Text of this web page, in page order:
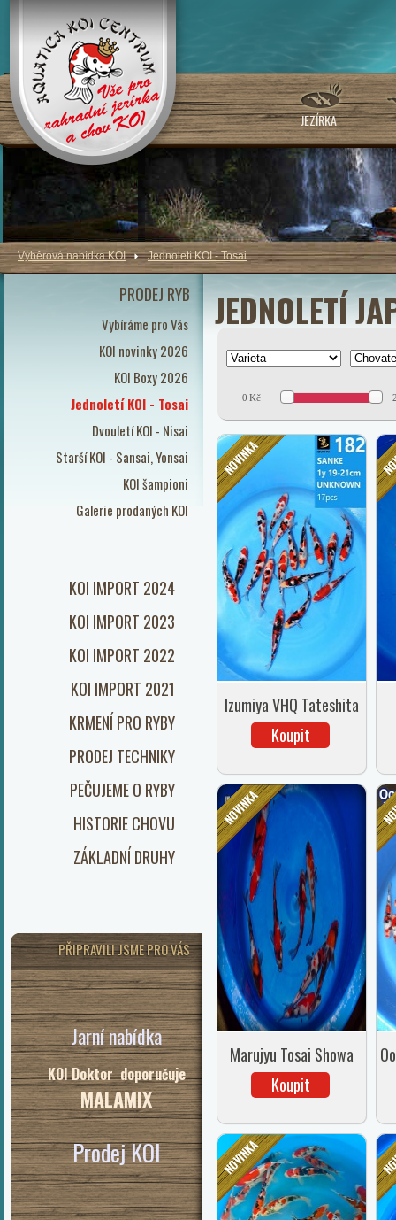
JEZÍRKA
PRODEJ RYB
Vybíráme pro Vás
KOI novinky 2026
KOI Boxy 2026
Jednoletí KOI - Tosai
Dvouletí KOI - Nisai
Starší KOI - Sansai, Yonsai
KOI šampioni
Galerie prodaných KOI
KOI IMPORT 2024
KOI IMPORT 2023
KOI IMPORT 2022
KOI IMPORT 2021
KRMENÍ PRO RYBY
PRODEJ TECHNIKY
PEČUJEME O RYBY
HISTORIE CHOVU
ZÁKLADNÍ DRUHY
PŘIPRAVILI JSME PRO VÁS
Jarní nabídka
KOI Doktor doporučuje
MALAMIX
Prodej KOI
JEDNOLETÍ
Výběrová nabídka KOI Jednoletí KOI - Tosai
0 Kč
Izumiya VHQ Tateshita
Sanke
Koupit
Marujyu Tosai Showa
Koupit